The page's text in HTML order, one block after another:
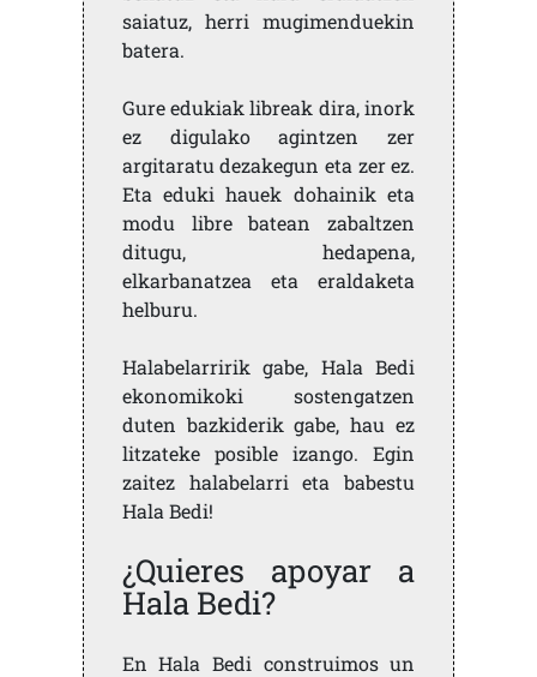
saiatuz, herri mugimenduekin
batera.
Gure edukiak libreak dira, inork
ez digulako agintzen zer
argitaratu dezakegun eta zer ez.
Eta eduki hauek dohainik eta
modu libre batean zabaltzen
ditugu, hedapena,
elkarbanatzea eta eraldaketa
helburu.
Halabelarririk gabe, Hala Bedi
ekonomikoki sostengatzen
duten bazkiderik gabe, hau ez
litzateke posible izango. Egin
zaitez halabelarri eta babestu
Hala Bedi!
¿Quieres apoyar a
Hala Bedi?
En Hala Bedi construimos un